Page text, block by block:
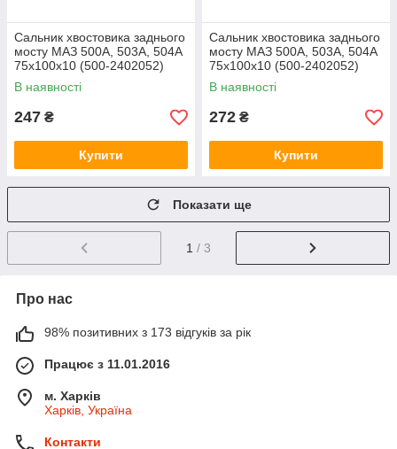
Сальник хвостовика заднього
мосту МАЗ 500А, 503А, 504А
75х100х10 (500-2402052)
В наявності
247 ₴
Купити
Сальник хвостовика заднього
мосту МАЗ 500А, 503А, 504А
75х100х10 (500-2402052)
В наявності
272 ₴
Купити
Показати ще
1 / 3
Про нас
98% позитивних з 173 відгуків за рік
Працює з 11.01.2016
м. Харків
Харків, Україна
Контакти